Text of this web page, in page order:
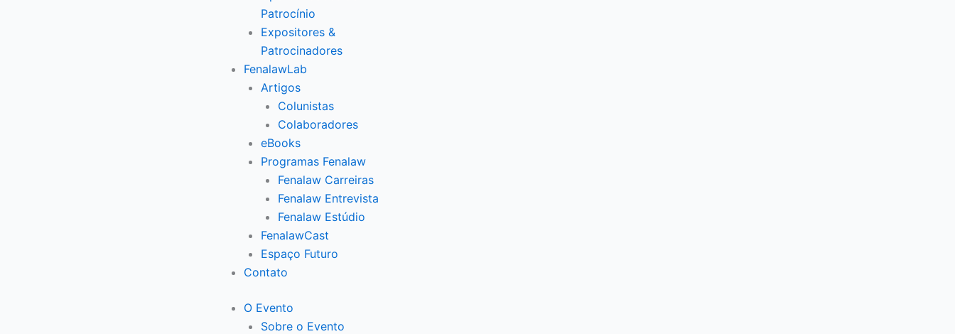
Patrocínio
Expositores &
Patrocinadores
FenalawLab
Artigos
Colunistas
Colaboradores
eBooks
Programas Fenalaw
Fenalaw Carreiras
Fenalaw Entrevista
Fenalaw Estúdio
FenalawCast
Espaço Futuro
Contato
O Evento
Sobre o Evento